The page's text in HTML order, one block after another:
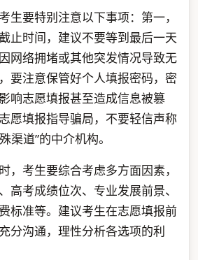
生要特别注意以下事项：第一，
止时间，建议不要等到最后一天
网络拥堵或其他突发情况导致无
要注意保管好个人填报密码，密
响志愿填报甚至造成信息被篡
愿填报指导骗局，不要轻信声称
渠道”的中介机构。
，考生要综合考虑多方面因素，
高考成绩位次、专业发展前景、
标准等。建议考生在志愿填报前
分沟通，理性分析各选项的利